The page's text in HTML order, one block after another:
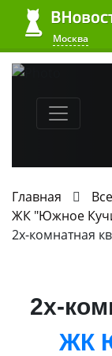
Москва
Главная
ЖК "Южное
2х-комнатная
2х-
ЖК